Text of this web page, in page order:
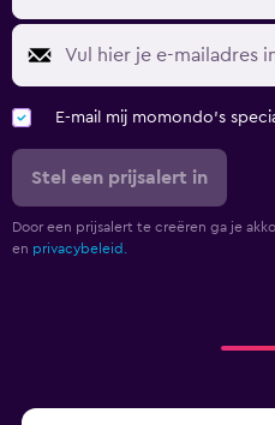
E-mail mij momondo's
Stel een prijsalert in
Door een prijsalert te creëren ga je
en privacybeleid.